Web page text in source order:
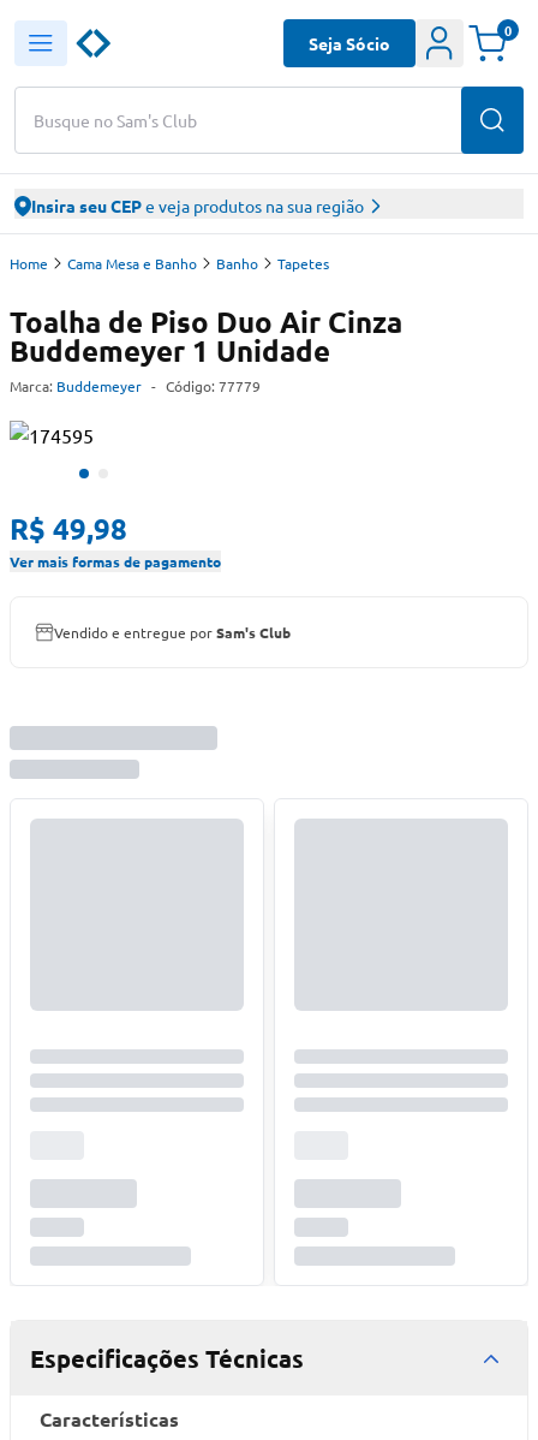
Busque no Sam's Club
Seja Sócio
0
Insira seu CEPe veja produtos na sua região
Home Cama Mesa e Banho Banho Tapetes
Toalha de Piso Duo Air Cinza
Buddemeyer 1 Unidade
Marca: Buddemeyer - Código: 77779
R$ 49,98
Ver mais formas de pagamento
Vendido e entregue porSam's Club
Especificações Técnicas
Características